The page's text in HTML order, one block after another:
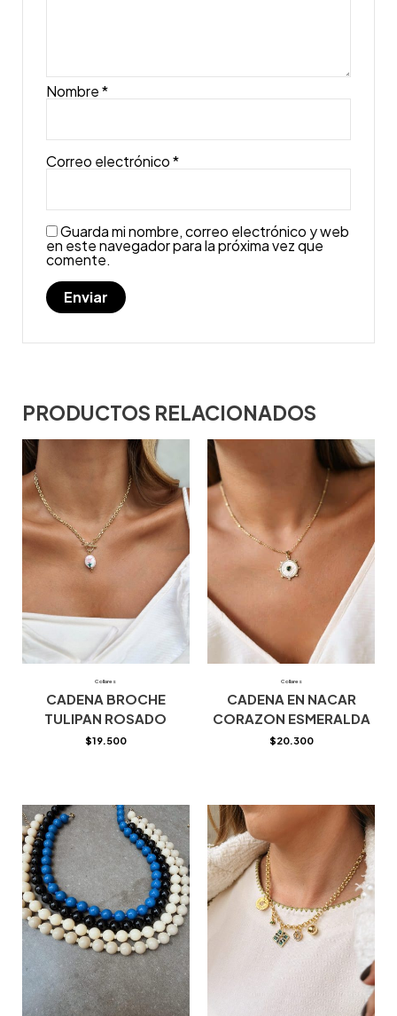
Nombre*
Correo electrónico*
Guarda mi nombre, correo electrónico y web
en este navegador para la próxima vez que
comente.
PRODUCTOS RELACIONADOS
Collares
CADENA BROCHE
TULIPAN ROSADO
$19.500
Collares
CADENA EN NACAR
CORAZON ESMERALDA
$20.300